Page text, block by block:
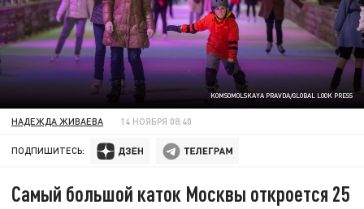
KOMSOMOLSKAYA PRAVDA/GLOBAL LOOK PRESS
НАДЕЖДА ЖИВАЕВА 14 НОЯБРЯ 08:40
ПОДПИШИТЕСЬ:
Самый большой каток Москвы откроется 25